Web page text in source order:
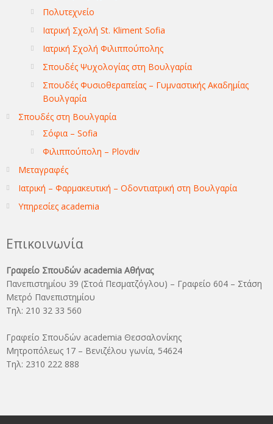
Πολυτεχνείο
Ιατρική Σχολή St. Kliment Sofia
Ιατρική Σχολή Φιλιππούπολης
Σπουδές Ψυχολογίας στη Βουλγαρία
Σπουδές Φυσιοθεραπείας – Γυμναστικής Ακαδημίας
Βουλγαρία
Σπουδές στη Βουλγαρία
Σόφια – Sofia
Φιλιππούπολη – Plovdiv
Μεταγραφές
Ιατρική – Φαρμακευτική – Οδοντιατρική στη Βουλγαρία
Υπηρεσίες academia
Επικοινωνία
Γραφείο Σπουδών academia Αθήνας
Πανεπιστημίου 39 (Στοά Πεσματζόγλου) – Γραφείο 604 – Στάση
Μετρό Πανεπιστημίου
Τηλ: 210 32 33 560
Γραφείο Σπουδών academia Θεσσαλονίκης
Μητροπόλεως 17 – Βενιζέλου γωνία, 54624
Τηλ: 2310 222 888